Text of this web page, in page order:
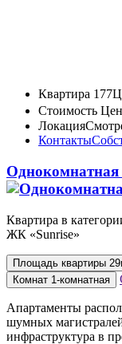
Квартира 177
Стоимость
Локация
Контакты
Квартира в
ЖК «Sunrise»
Площадь квартиры
Комнат 1-комнатная
Апартаменты
шумных
инфраструктура в